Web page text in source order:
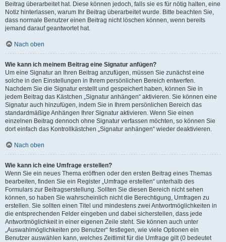
Beitrag überarbeitet hat. Diese können jedoch, falls sie es für nötig halten, eine
Notiz hinterlassen, warum Ihr Beitrag überarbeitet wurde. Bitte beachten Sie,
dass normale Benutzer einen Beitrag nicht löschen können, wenn bereits
jemand darauf geantwortet hat.
Nach oben
Wie kann ich meinem Beitrag eine Signatur anfügen?
Um eine Signatur an Ihren Beitrag anzufügen, müssen Sie zunächst eine
solche in den Einstellungen in Ihrem persönlichen Bereich entwerfen.
Nachdem Sie die Signatur erstellt und gespeichert haben, können Sie in
jedem Beitrag das Kästchen „Signatur anhängen“ aktivieren. Sie können eine
Signatur auch hinzufügen, indem Sie in Ihrem persönlichen Bereich das
standardmäßige Anhängen Ihrer Signatur aktivieren. Wenn Sie einen
einzelnen Beitrag dennoch ohne Signatur verfassen möchten, so können Sie
dort einfach das Kontrollkästchen „Signatur anhängen“ wieder deaktivieren.
Nach oben
Wie kann ich eine Umfrage erstellen?
Wenn Sie ein neues Thema eröffnen oder den ersten Beitrag eines Themas
bearbeiten, finden Sie ein Register „Umfrage erstellen“ unterhalb des
Formulars zur Beitragserstellung. Sollten Sie diesen Bereich nicht sehen
können, so haben Sie wahrscheinlich nicht die Berechtigung, Umfragen zu
erstellen. Sie sollten einen Titel und mindestens zwei Antwortmöglichkeiten in
die entsprechenden Felder eingeben und dabei sicherstellen, dass jede
Antwortmöglichkeit in einer eigenen Zeile steht. Sie können auch unter
„Auswahlmöglichkeiten pro Benutzer“ festlegen, wie viele Optionen ein
Benutzer auswählen kann, welches Zeitlimit für die Umfrage gilt (0 bedeutet